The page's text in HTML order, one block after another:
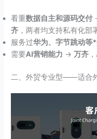
看重数据自主和源码交付
齐 ，两者均支持私有化部
服务过华为、字节跳动等
需要AI营销能力 →万齐
二、外贸专业型——适合